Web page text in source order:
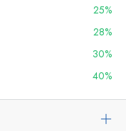
25%
28%
30%
40%